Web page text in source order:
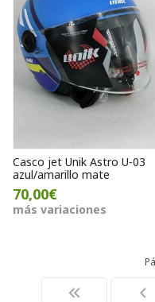
Casco jet Unik Astro U-03
azul/amarillo mate
70,00€
más variaciones